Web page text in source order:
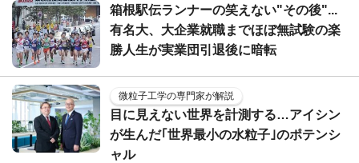
箱根駅伝ランナーの笑えない"その後"...
有名大、大企業就職までほぼ無試験の楽
勝人生が実業団引退後に暗転
微粒子工学の専門家が解説
目に見えない世界を計測する…アイシン
が生んだ｢世界最小の水粒子｣のポテンシ
ャル